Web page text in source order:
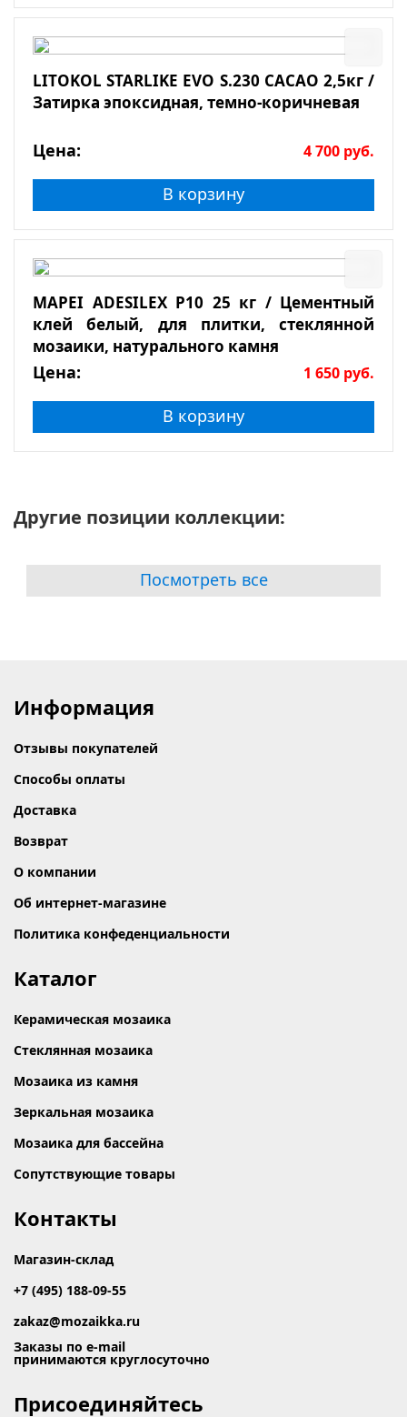
LITOKOL STARLIKE EVO S.230 CACAO 2,5кг /
Затирка эпоксидная, темно-коричневая
Цена: 4 700 руб.
В корзину
MAPEI ADESILEX P10 25 кг / Цементный
клей белый, для плитки, стеклянной
мозаики, натурального камня
Цена: 1 650 руб.
В корзину
Другие позиции коллекции:
Посмотреть все
Информация
Отзывы покупателей
Способы оплаты
Доставка
Возврат
О компании
Об интернет-магазине
Политика конфеденциальности
Каталог
Керамическая мозаика
Стеклянная мозаика
Мозаика из камня
Зеркальная мозаика
Мозаика для бассейна
Сопутствующие товары
Контакты
Магазин-склад
+7 (495) 188-09-55
zakaz@mozaikka.ru
Заказы по e-mail
принимаются круглосуточно
Присоединяйтесь